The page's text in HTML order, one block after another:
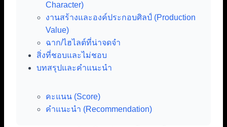
Character)
งานสร้างและองค์ประกอบศิลป์ (Production
Value)
ฉาก/ไฮไลต์ที่น่าจดจำ
สิ่งที่ชอบและไม่ชอบ
บทสรุปและคำแนะนำ
คะแนน (Score)
คำแนะนำ (Recommendation)